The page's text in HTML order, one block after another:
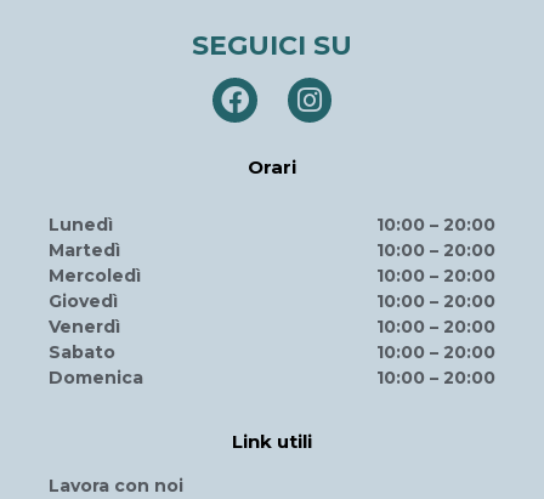
SEGUICI SU
Orari
Lunedì
Martedì
Mercoledì
Giovedì
Venerdì
Sabato
Domenica
10:00 – 20:00
10:00 – 20:00
10:00 – 20:00
10:00 – 20:00
10:00 – 20:00
10:00 – 20:00
10:00 – 20:00
Link utili
Lavora con noi